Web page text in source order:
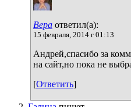
Вера ответил(а):
15 февраля, 2014 г 01:13
Андрей,спасибо за
на сайт,но пока не
[Ответить]